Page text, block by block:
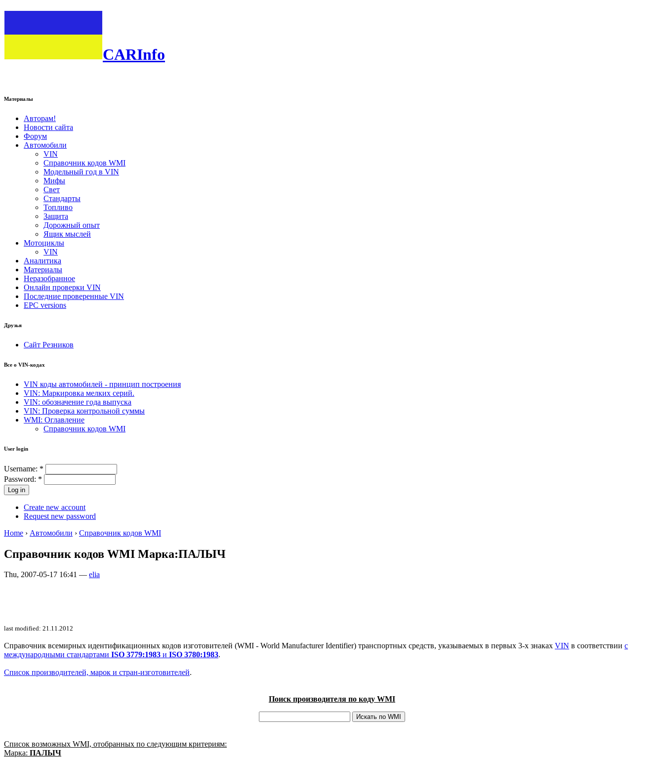
CARInfo
Материалы
Авторам!
Новости сайта
Форум
Автомобили
VIN
Справочник кодов WMI
Модельный год в VIN
Мифы
Свет
Стандарты
Топливо
Защита
Дорожный опыт
Ящик мыслей
Мотоциклы
VIN
Аналитика
Материалы
Неразобранное
Онлайн проверки VIN
Последние проверенные VIN
EPC versions
Друзья
Сайт Резников
Все о VIN-кодах
VIN коды автомобилей - принцип построения
VIN: Маркировка мелких серий.
VIN: обозначение года выпуска
VIN: Проверка контрольной суммы
WMI: Оглавление
Справочник кодов WMI
User login
Username: *
Password: *
Create new account
Request new password
Home › Автомобили › Справочник кодов WMI
Справочник кодов WMI Марка:ПАЛЫЧ
Thu, 2007-05-17 16:41 — elia
last modified: 21.11.2012
Справочник всемирных идентификационных кодов изготовителей (WMI - World Manufacturer Identifier) транспортных средств, указываемых в первых 3-х знаках VIN в соответствии с
международными стандартами ISO 3779:1983 и ISO 3780:1983.
Список производителей, марок и стран-изготовителей.
Поиск производителя по коду WMI
Список возможных WMI, отобранных по следующим критериям:
Марка: ПАЛЫЧ